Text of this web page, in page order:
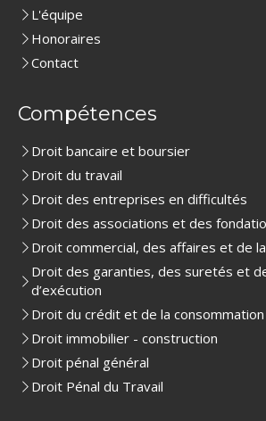
L'équipe
Honoraires
Contact
Compétences
Droit bancaire et boursier
Droit du travail
Droit des entreprises en difficultés
Droit des associations et des
Droit commercial, des affaires et de
Droit des garanties, des suretés et
d’exécution
Droit du crédit et de la consommation
Droit immobilier - construction
Droit pénal général
Droit Pénal du Travail